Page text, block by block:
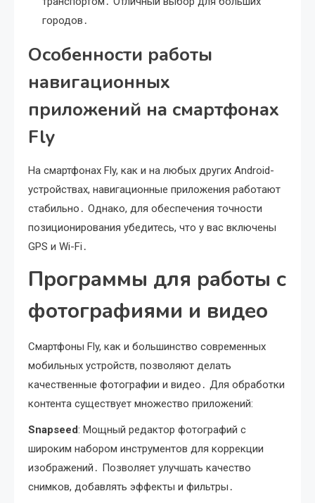
городов․
Особенности работы
навигационных
приложений на смартфонах
Fly
На смартфонах Fly, как и на любых других Android-
устройствах, навигационные приложения работают
стабильно․ Однако, для обеспечения точности
позиционирования убедитесь, что у вас включены
GPS и Wi-Fi․
Программы для работы с
фотографиями и видео
Смартфоны Fly, как и большинство современных
мобильных устройств, позволяют делать
качественные фотографии и видео․ Для обработки
контента существует множество приложений:
Snapseed: Мощный редактор фотографий с
широким набором инструментов для коррекции
изображений․ Позволяет улучшать качество
снимков, добавлять эффекты и фильтры․